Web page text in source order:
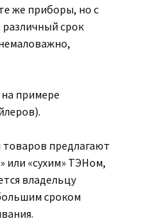
же приборы, но с
срок
примере
предлагают
или «сухим» ТЭНом,
владельцу
сроком